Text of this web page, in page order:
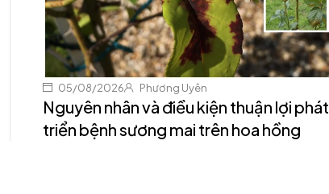
05/08/2026 Phương Uyên
Nguyên nhân và điều kiện thuận lợi phát
triển bệnh sương mai trên hoa hồng